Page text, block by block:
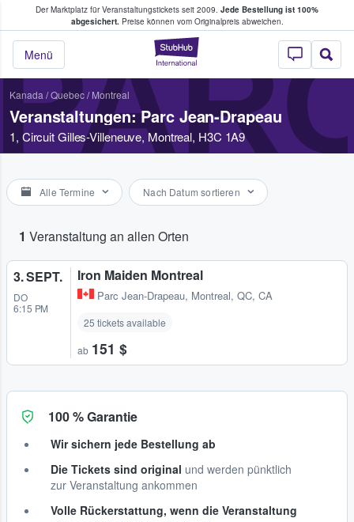
Der Marktplatz für Veranstaltungstickets seit 2009. Jede Bestellung ist 100%
abgesichert.Preise können vom Originalpreis abweichen.
StubHub - Wo
Menü
Tickets kaufen & verkaufen
Kanada /Quebec/ Montreal
Veranstaltungen: Parc Jean-Drapeau
1, Circuit Gilles-Villeneuve, Montreal, H3C 1A9
Alle Termine Nach Datum sortieren
1 Veranstaltung an allen Orten
3. SEPT.
DO
6:15 PM
Iron Maiden Montreal
Parc Jean-Drapeau, Montreal, QC, CA
25 tickets available
ab 151 $
100 % Garantie
Wir sichern jede Bestellung ab
Die Tickets sind original und werden pünktlich
zur Veranstaltung ankommen
Volle Rückerstattung, wenn die Veranstaltung